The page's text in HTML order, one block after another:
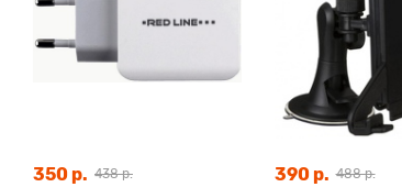
350 р. 438 р.
390 р. 488 р.